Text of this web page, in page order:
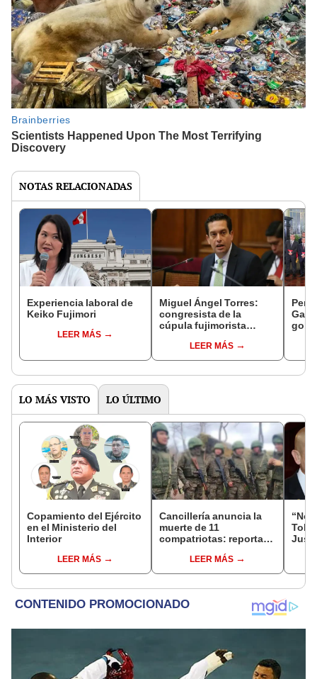
NOTAS RELACIONADAS
Experiencia laboral de
Keiko Fujimori
LEER MÁS
Miguel Ángel Torres:
congresista de la
cúpula fujimorista
del SenadoLEER MÁS
LO MÁS VISTO LO ÚLTIMO
Copamiento del Ejército
en el Ministerio del
Interior
LEER MÁS
Cancillería anuncia la
muerte de 11
compatriotas: reportan
capturados por Ucrania
LEER MÁS
“No